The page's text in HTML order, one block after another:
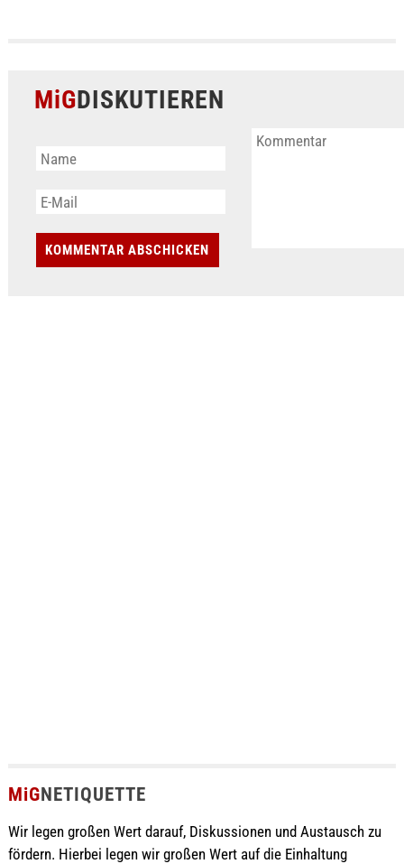
MiGDISKUTIEREN
MiGNETIQUETTE
Wir legen großen Wert darauf, Diskussionen und Austausch zu
fördern. Hierbei legen wir großen Wert auf die Einhaltung